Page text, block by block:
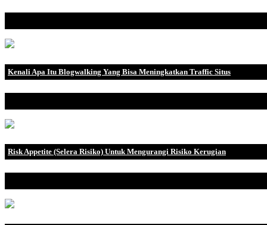
Kenali Apa Itu Blogwalking Yang Bisa Meningkatkan Traffic Situs
Risk Appetite (Selera Risiko) Untuk Mengurangi Risiko Kerugian